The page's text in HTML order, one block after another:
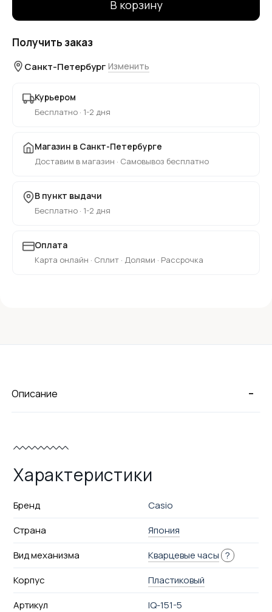
В корзину
Получить заказ
Санкт-Петербург Изменить
Курьером
Бесплатно · 1-2 дня
Магазин в Санкт-Петербурге
Доставим в магазин · Самовывоз бесплатно
В пункт выдачи
Бесплатно · 1-2 дня
Оплата
Карта онлайн · Сплит · Долями · Рассрочка
-
Описание
Характеристики
Бренд
Casio
Страна
Япония
Вид механизма
Кварцевые часы ?
Корпус
Пластиковый
Артикул
IQ-151-5